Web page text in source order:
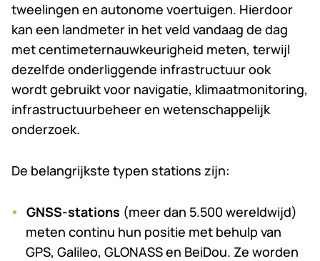
tweelingen en autonome voertuigen. Hierdoor
kan een landmeter in het veld vandaag de dag
met centimeternauwkeurigheid meten, terwijl
dezelfde onderliggende infrastructuur ook
wordt gebruikt voor navigatie, klimaatmonitoring,
infrastructuurbeheer en wetenschappelijk
onderzoek.
De belangrijkste typen stations zijn:
GNSS-stations (meer dan 5.500 wereldwijd)
meten continu hun positie met behulp van
GPS, Galileo, GLONASS en BeiDou. Ze worden